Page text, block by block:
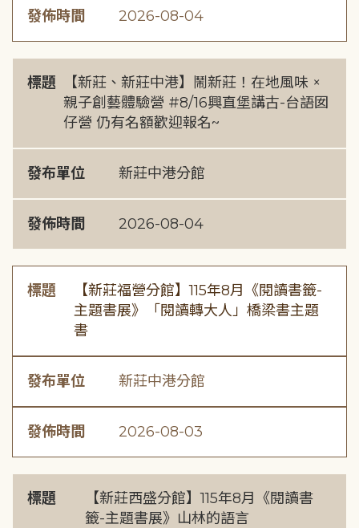
發佈時間 2026-08-04
標題
【新莊、新莊中港】鬧新莊！在地風味 ×
親子創藝體驗營 #8/16興直堡講古-台語囡
仔營 仍有名額歡迎報名~
發布單位 新莊中港分館
發佈時間 2026-08-04
標題
【新莊福營分館】115年8月《閱讀書籤-
主題書展》「閱讀轉大人」橋梁書主題
書
發布單位 新莊中港分館
發佈時間 2026-08-03
標題
【新莊西盛分館】115年8月《閱讀書
籤-主題書展》山林的語言